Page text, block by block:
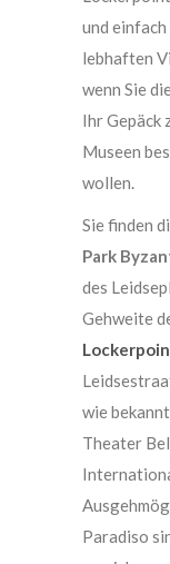
und
lebhaften
wenn Sie
Ihr Gepäck
Museen
wollen.
Sie finden
Park
des
Gehweite
wie
Theater
Paradiso